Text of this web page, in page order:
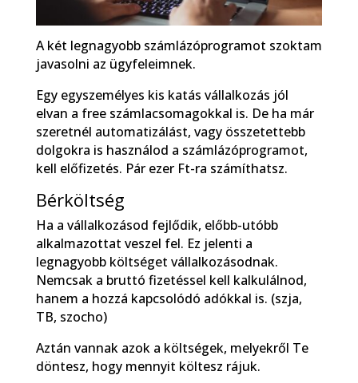
A két legnagyobb számlázóprogramot szoktam
javasolni az ügyfeleimnek.
Egy egyszemélyes kis katás vállalkozás jól
elvan a free számlacsomagokkal is. De ha már
szeretnél automatizálást, vagy összetettebb
dolgokra is használod a számlázóprogramot,
kell előfizetés. Pár ezer Ft-ra számíthatsz.
Bérköltség
Ha a vállalkozásod fejlődik, előbb-utóbb
alkalmazottat veszel fel. Ez jelenti a
legnagyobb költséget vállalkozásodnak.
Nemcsak a bruttó fizetéssel kell kalkulálnod,
hanem a hozzá kapcsolódó adókkal is. (szja,
TB, szocho)
Aztán vannak azok a költségek, melyekről Te
döntesz, hogy mennyit költesz rájuk.